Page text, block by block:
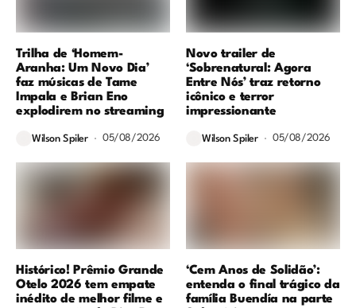
Trilha de ‘Homem-
Aranha: Um Novo Dia’
faz músicas de Tame
Impala e Brian Eno
explodirem no streaming
Wilson Spiler 05/08/2026
Novo trailer de
‘Sobrenatural: Agora
Entre Nós’ traz retorno
icônico e terror
impressionante
Wilson Spiler 05/08/2026
Histórico! Prêmio Grande
Otelo 2026 tem empate
inédito de melhor filme e
‘Cem Anos de Solidão’:
entenda o final trágico da
família Buendía na parte